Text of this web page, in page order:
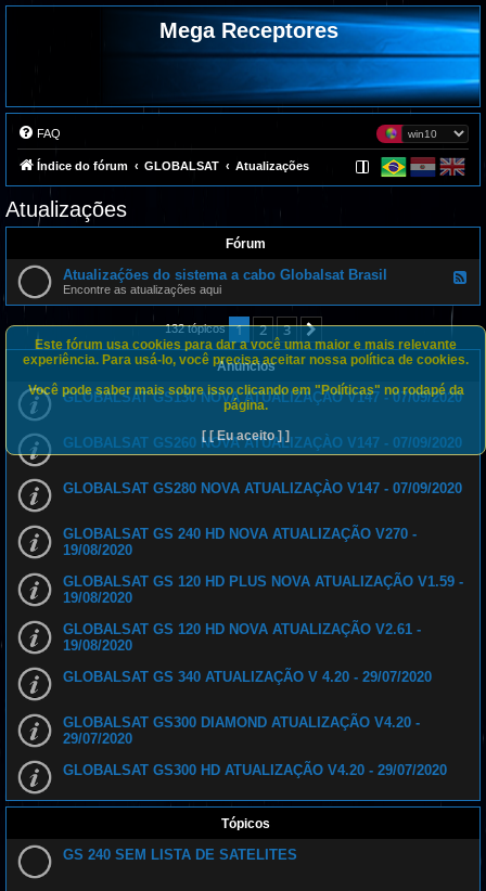
Mega Receptores
FAQ
Índice do fórum GLOBALSAT Atualizações
Atualizações
Fórum
-
t
õ
r
Atualizaḉões do sistema a cabo Globalsat Brasil
Encontre as atualizações aqui
132 tópicos 1 2 3 Próximo
Anúncios
GLOBALSAT GS130 NOVA ATUALIZAÇÀO V147 - 07/09/2020
GLOBALSAT GS260 NOVA ATUALIZAÇÀO V147 - 07/09/2020
GLOBALSAT GS280 NOVA ATUALIZAÇÀO V147 - 07/09/2020
GLOBALSAT GS 240 HD NOVA ATUALIZAÇÃO V270 -
19/08/2020
GLOBALSAT GS 120 HD PLUS NOVA ATUALIZAÇÃO V1.59 -
19/08/2020
GLOBALSAT GS 120 HD NOVA ATUALIZAÇÃO V2.61 -
19/08/2020
GLOBALSAT GS 340 ATUALIZAÇÃO V 4.20 - 29/07/2020
GLOBALSAT GS300 DIAMOND ATUALIZAÇÃO V4.20 -
29/07/2020
GLOBALSAT GS300 HD ATUALIZAÇÃO V4.20 - 29/07/2020
Tópicos
GS 240 SEM LISTA DE SATELITES
Este fórum usa cookies para dar a você uma maior e mais relevante
experiência. Para usá-lo, você precisa aceitar nossa política de cookies.
Você pode saber mais sobre isso clicando em "Políticas" no rodapé da
página.
[ [ Eu aceito ] ]